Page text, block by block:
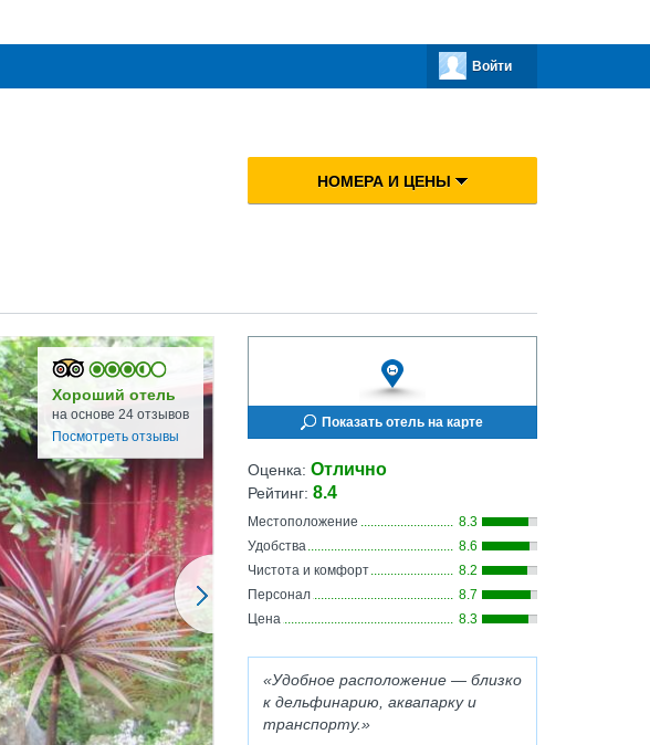
Войти
НОМЕРА И ЦЕНЫ
Хороший отель
на основе 24 отзывов
Посмотреть отзывы
Показать отель на карте
Оценка: Отлично
Рейтинг: 8.4
Местоположение
8.3
Удобства
8.6
Чистота и комфорт
8.2
Персонал
8.7
Цена
8.3
Удобное расположение — близко
к дельфинарию, аквапарку и
транспорту.